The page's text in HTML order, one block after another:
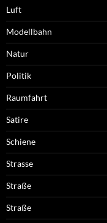
Luft
Modellbahn
Natur
Politik
Raumfahrt
Satire
Schiene
Strasse
Straße
Straße